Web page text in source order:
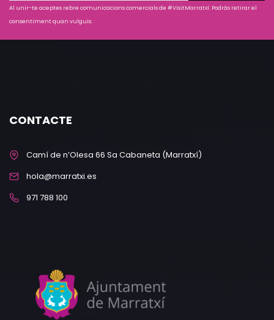
Al unir-te aceptes rebre comunicacions comercials de #VisitMarratxí. Podràs retirar el
consentiment quan vulguis.
CONTACTE
Camí de n’Olesa 66 Sa Cabaneta (Marratxí)
hola@marratxi.es
971 788 100